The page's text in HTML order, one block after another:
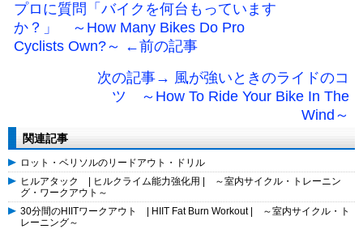
プロに質問「バイクを何台もっています
か？」 ～How Many Bikes Do Pro
Cyclists Own?～ ←前の記事
次の記事→ 風が強いときのライドのコ
ツ ～How To Ride Your Bike In The
Wind～
関連記事
ロット・ベリソルのリードアウト・ドリル
ヒルアタック | ヒルクライム能力強化用 | ～室内サイクル・トレーニン
グ・ワークアウト～
30分間のHIITワークアウト | HIIT Fat Burn Workout | ～室内サイクル・ト
レーニング～